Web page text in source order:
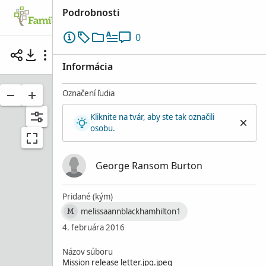
Mission Release Letter From President BH
Podrobnosti
0
Informácia
Označení ľudia
Kliknite na tvár, aby ste tak označili
osobu.
George Ransom Burton
Pridané (kým)
M
melissaannblackhamhilton1
4. februára 2016
Názov súboru
Mission release letter.jpg.jpeg